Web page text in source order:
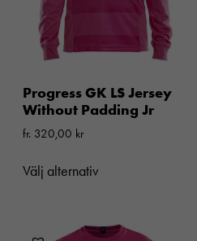
Progress GK LS Jersey
Without Padding Jr
fr. 320,00 kr
Välj alternativ